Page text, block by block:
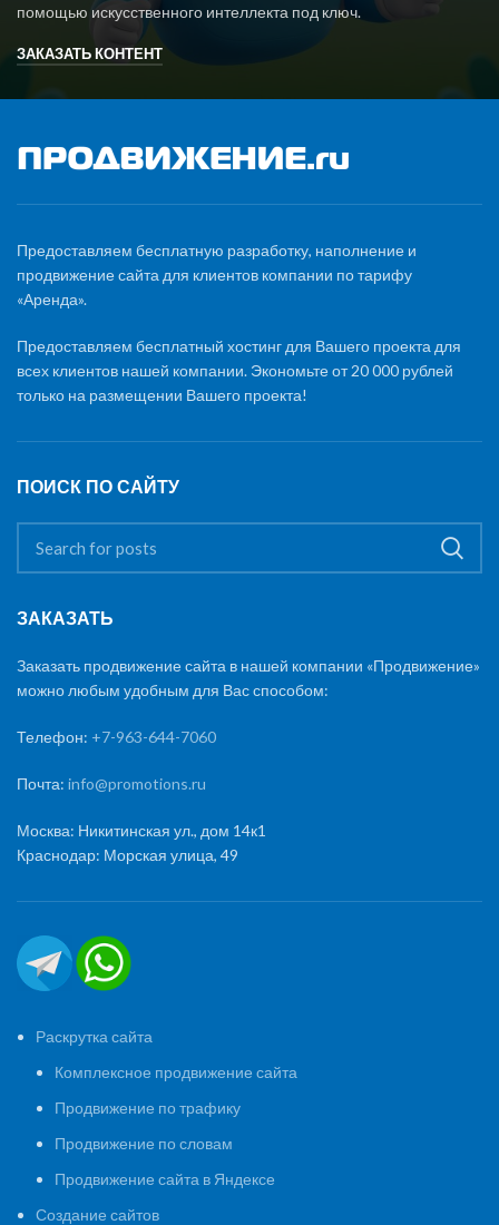
помощью искусственного интеллекта под ключ.
ЗАКАЗАТЬ КОНТЕНТ
Предоставляем бесплатную разработку, наполнение и
продвижение сайта для клиентов компании по тарифу
«Аренда».
Предоставляем бесплатный хостинг для Вашего проекта для
всех клиентов нашей компании. Экономьте от 20 000 рублей
только на размещении Вашего проекта!
ПОИСК ПО САЙТУ
ЗАКАЗАТЬ
Заказать продвижение сайта в нашей компании «Продвижение»
можно любым удобным для Вас способом:
Телефон: +7-963-644-7060
Почта: info@promotions.ru
Москва: Никитинская ул., дом 14к1
Краснодар: Морская улица, 49
Раскрутка сайта
Комплексное продвижение сайта
Продвижение по трафику
Продвижение по словам
Продвижение сайта в Яндексе
Создание сайтов